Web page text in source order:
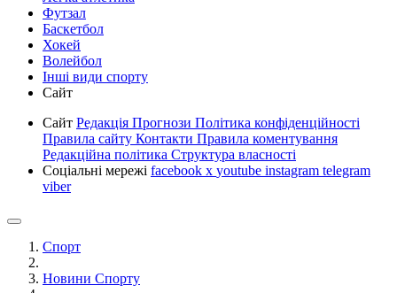
Футзал
Баскетбол
Хокей
Волейбол
Інші види спорту
Сайт
Сайт Редакція Прогнози Політика конфіденційності
Правила сайту Контакти Правила коментування
Редакційна політика Структура власності
Соціальні мережі facebook x youtube instagram telegram
viber
Спорт
Новини Спорту